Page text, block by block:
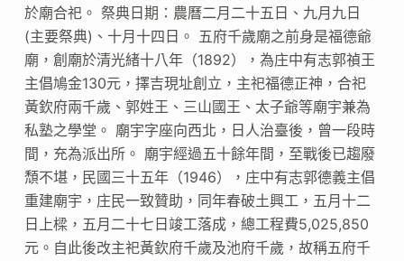
於廟合祀。 祭典日期：農曆二月二十五日、九月九日
(主要祭典)、十月十四日。 五府千歲廟之前身是福德爺
廟，創廟於清光緒十八年（1892），為庄中有志郭禎王
主倡鳩金130元，擇吉現址創立，主祀福德正神，合祀
黃欽府兩千歲、郭姓王、三山國王、太子爺等廟宇兼為
私塾之學堂。 廟宇字座向西北，日人治臺後，曾一段時
間，充為派出所。 廟宇經過五十餘年間，至戰後已趨廢
頹不堪，民國三十五年（1946），庄中有志郭德義主倡
重建廟宇，庄民一致贊助，同年春破土興工，五月十二
日上樑，五月二十七日竣工落成，總工程費5,025,850
元。自此後改主祀黃欽府千歲及池府千歲，故稱五府千